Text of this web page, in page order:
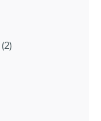
(2)